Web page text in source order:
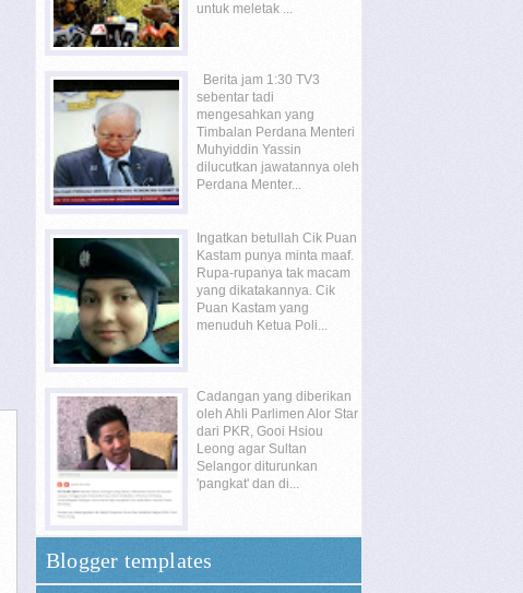
untuk meletak ...
Berita jam 1:30 TV3
sebentar tadi
mengesahkan yang
Timbalan Perdana Menteri
Muhyiddin Yassin
dilucutkan jawatannya oleh
Perdana Menter...
Ingatkan betullah Cik Puan
Kastam punya minta maaf.
Rupa-rupanya tak macam
yang dikatakannya. Cik
Puan Kastam yang
menuduh Ketua Poli...
Cadangan yang diberikan
oleh Ahli Parlimen Alor Star
dari PKR, Gooi Hsiou
Leong agar Sultan
Selangor diturunkan
'pangkat' dan di...
Blogger templates